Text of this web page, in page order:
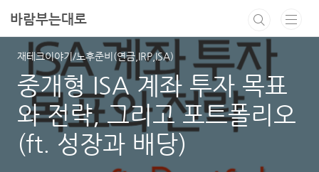
바람부는대로
재테크이야기/노후준비(연금,IRP,ISA)
중개형 ISA 계좌 투자 목표
와 전략, 그리고 포트폴리오
(ft. 성장과 배당)